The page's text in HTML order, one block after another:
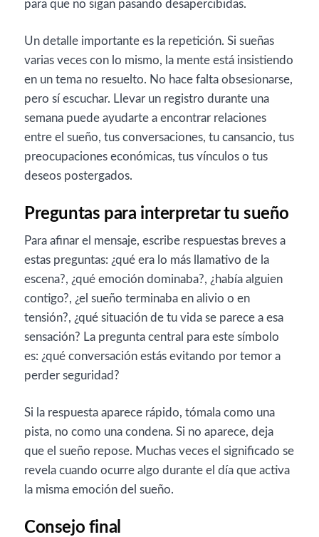
para que no sigan pasando desapercibidas.
Un detalle importante es la repetición. Si sueñas
varias veces con lo mismo, la mente está insistiendo
en un tema no resuelto. No hace falta obsesionarse,
pero sí escuchar. Llevar un registro durante una
semana puede ayudarte a encontrar relaciones
entre el sueño, tus conversaciones, tu cansancio, tus
preocupaciones económicas, tus vínculos o tus
deseos postergados.
Preguntas para interpretar tu sueño
Para afinar el mensaje, escribe respuestas breves a
estas preguntas: ¿qué era lo más llamativo de la
escena?, ¿qué emoción dominaba?, ¿había alguien
contigo?, ¿el sueño terminaba en alivio o en
tensión?, ¿qué situación de tu vida se parece a esa
sensación? La pregunta central para este símbolo
es: ¿qué conversación estás evitando por temor a
perder seguridad?
Si la respuesta aparece rápido, tómala como una
pista, no como una condena. Si no aparece, deja
que el sueño repose. Muchas veces el significado se
revela cuando ocurre algo durante el día que activa
la misma emoción del sueño.
Consejo final